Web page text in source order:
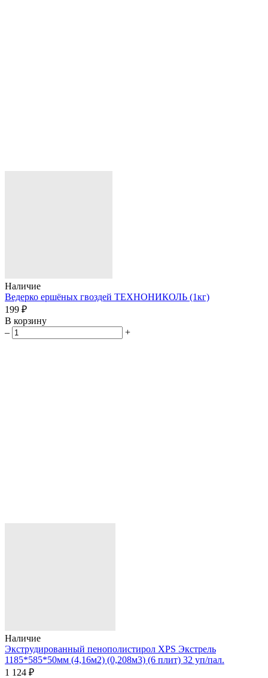
Наличие
Ведерко ершёных гвоздей ТЕХНОНИКОЛЬ (1кг)
199 ₽
В корзину
–
+
Наличие
Экструдированный пенополистирол XPS Экстрель
1185*585*50мм (4,16м2) (0,208м3) (6 плит) 32 уп/пал.
1 124 ₽